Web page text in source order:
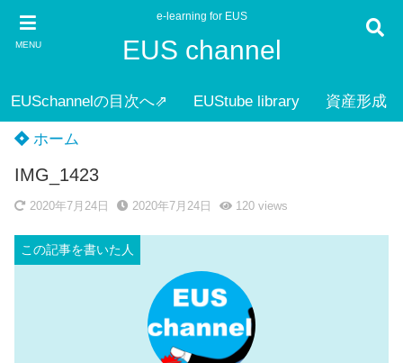
MENU
e-learning for EUS
EUS channel
EUSchannelの目次へ⇗ EUStube library 資産形成
ホーム
IMG_1423
2020年7月24日 2020年7月24日 120views